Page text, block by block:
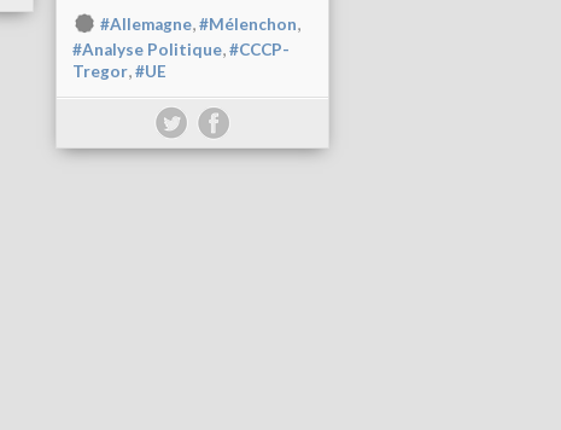
#Allemagne,#Mélenchon,
#Analyse Politique,#CCCP-
Tregor,#UE